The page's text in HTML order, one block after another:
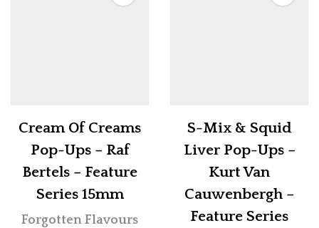
Cream Of Creams
Pop-Ups – Raf
Bertels – Feature
Series 15mm
Forgotten Flavours
S-Mix & Squid
Liver Pop-Ups –
Kurt Van
Cauwenbergh –
Feature Series